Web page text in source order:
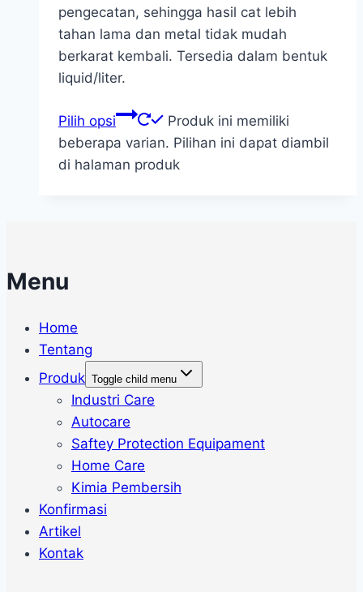
pengecatan, sehingga hasil cat lebih
tahan lama dan metal tidak mudah
berkarat kembali. Tersedia dalam bentuk
liquid/liter.
Pilih opsi
Produk ini memiliki
beberapa varian. Pilihan ini dapat diambil
di halaman produk
Menu
Home
Tentang
Produk Toggle child menu
Industri Care
Autocare
Saftey Protection Equipament
Home Care
Kimia Pembersih
Konfirmasi
Artikel
Kontak